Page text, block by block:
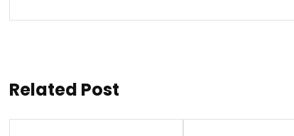
Related Post